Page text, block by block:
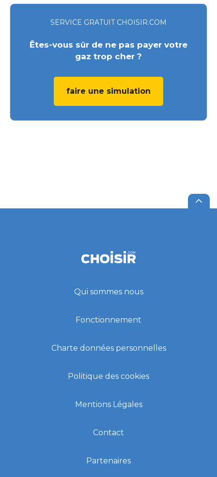
SERVICE GRATUIT CHOISIR.COM
Êtes-vous sûr de ne pas payer votre
gaz trop cher ?
faire une simulation
Qui sommes nous
Fonctionnement
Charte données personnelles
Politique des cookies
Mentions Légales
Contact
Partenaires